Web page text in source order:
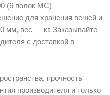
(6 полок МС) —
для хранения вещей и
мм, вес — кг. Заказывайте
с доставкой в
прочность
производителя и только